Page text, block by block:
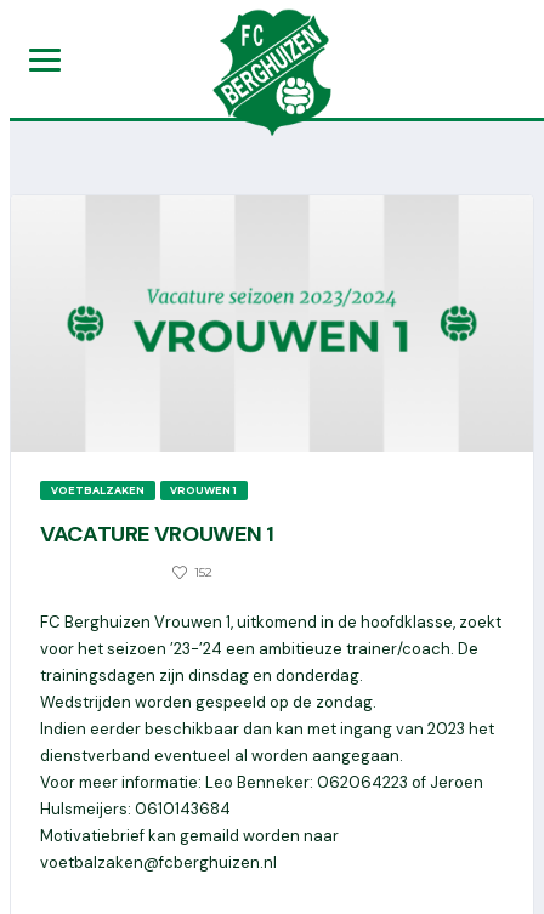
VOETBALZAKEN VROUWEN 1
VACATURE VROUWEN 1
152
FC Berghuizen Vrouwen 1, uitkomend in de hoofdklasse, zoekt
voor het seizoen ’23-’24 een ambitieuze trainer/coach. De
trainingsdagen zijn dinsdag en donderdag.
Wedstrijden worden gespeeld op de zondag.
Indien eerder beschikbaar dan kan met ingang van 2023 het
dienstverband eventueel al worden aangegaan.
Voor meer informatie: Leo Benneker: 062064223 of Jeroen
Hulsmeijers: 0610143684
Motivatiebrief kan gemaild worden naar
voetbalzaken@fcberghuizen.nl